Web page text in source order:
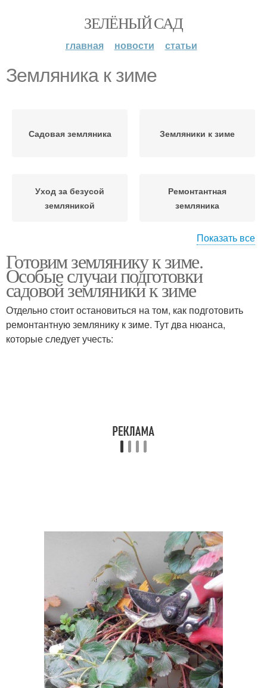
ЗЕЛЁНЫЙ САД
главная новости статьи
Земляника к зиме
Садовая земляника Земляники к зиме
Уход за безусой
земляникой
Ремонтантная
земляника
Клубника к зиме
земляникой
Уход за ремонтантной
земляникой
Земляника на зиму
Показать все
Готовим землянику к зиме.
Особые случаи подготовки
садовой земляники к зиме
Отдельно стоит остановиться на том, как подготовить
ремонтантную землянику к зиме. Тут два нюанса,
которые следует учесть: